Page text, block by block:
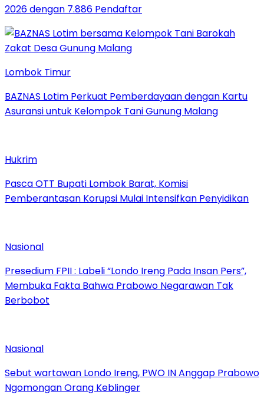
2026 dengan 7.886 Pendaftar
Lombok Timur
BAZNAS Lotim Perkuat Pemberdayaan dengan Kartu
Asuransi untuk Kelompok Tani Gunung Malang
Hukrim
Pasca OTT Bupati Lombok Barat, Komisi
Pemberantasan Korupsi Mulai Intensifkan Penyidikan
Nasional
Presedium FPII : Labeli “Londo Ireng Pada Insan Pers”,
Membuka Fakta Bahwa Prabowo Negarawan Tak
Berbobot
Nasional
Sebut wartawan Londo Ireng, PWO IN Anggap Prabowo
Ngomongan Orang Keblinger